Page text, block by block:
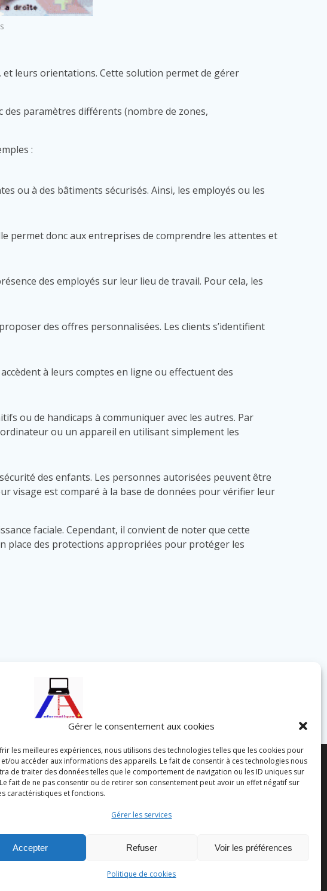
Gérer le consentement aux cookies
les meilleures expériences, nous utilisons des technologies telles que les cookies pour
ou accéder aux informations des appareils. Le fait de consentir à ces technologies nous
de traiter des données telles que le comportement de navigation ou les ID uniques sur
fait de ne pas consentir ou de retirer son consentement peut avoir un effet négatif sur
caractéristiques et fonctions.
Gérer les services
Accepter Refuser Voir les préférences
Politique de cookies
et leurs orientations. Cette solution permet de gérer
des paramètres différents (nombre de zones,
:
ou à des bâtiments sécurisés. Ainsi, les employés ou les
permet donc aux entreprises de comprendre les attentes et
des employés sur leur lieu de travail. Pour cela, les
des offres personnalisées. Les clients s’identifient
à leurs comptes en ligne ou effectuent des
ou de handicaps à communiquer avec les autres. Par
ou un appareil en utilisant simplement les
des enfants. Les personnes autorisées peuvent être
visage est comparé à la base de données pour vérifier leur
faciale. Cependant, il convient de noter que cette
place des protections appropriées pour protéger les
Val de Loire